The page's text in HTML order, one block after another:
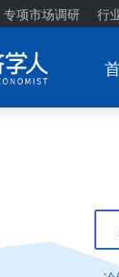
专项市场调研 行